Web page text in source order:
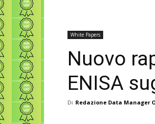
White Papers
Nuovo
ENISA
Di Redazione Data Manager